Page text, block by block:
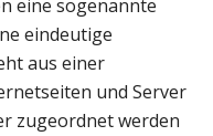
eine sogenannte
eindeutige
aus einer
und Server
zugeordnet werden